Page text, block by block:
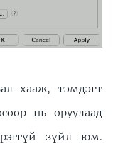
хааж, тэмдэгт
нь оруулаад
зүйл юм.